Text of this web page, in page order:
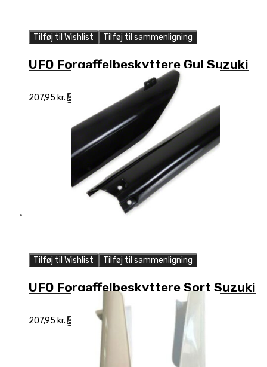
Tilføj til Wishlist Tilføj til sammenligning
UFO Forgaffelbeskyttere Gul Suzuki
207,95 kr. Add to cart
Tilføj til Wishlist Tilføj til sammenligning
UFO Forgaffelbeskyttere Sort Suzuki
207,95 kr. Add to cart